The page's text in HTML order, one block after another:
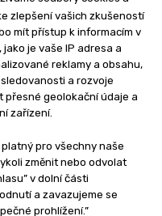
zlepšení vašich zkušeností
mít přístup k informacím v
je vaše IP adresa a
reklamy a obsahu,
a rozvoje
přesné geolokační údaje a
zařízení.
pro všechny naše
změnit nebo odvolat
v dolní části
a zavazujeme se
prohlížení.”